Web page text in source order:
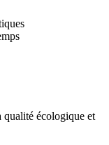
qualité écologique et